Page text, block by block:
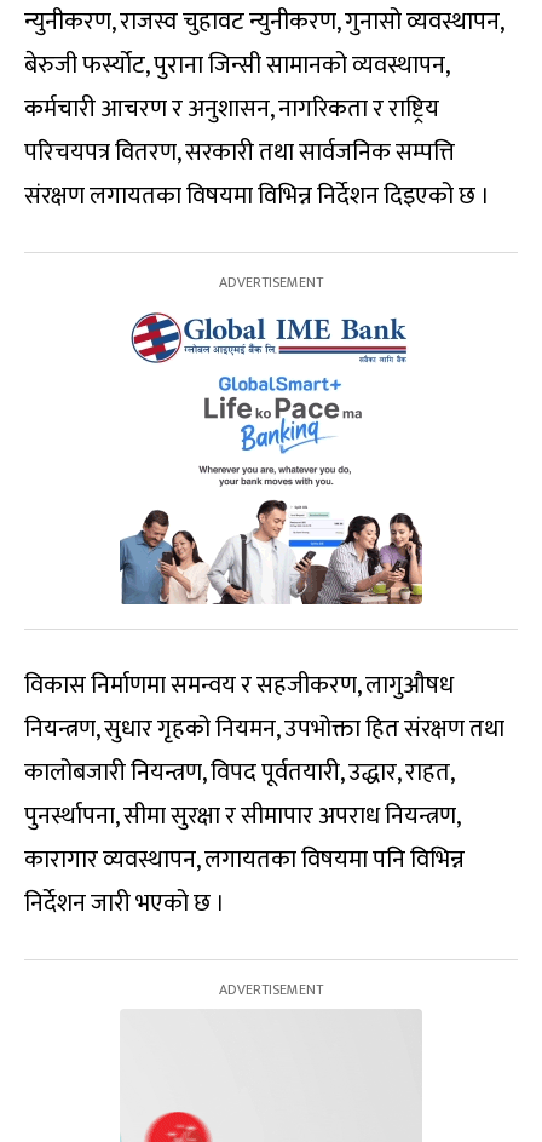
न्युनीकरण, राजस्व चुहावट न्युनीकरण, गुनासो व्यवस्थापन,
बेरुजी फर्स्योट, पुराना जिन्सी सामानको व्यवस्थापन,
कर्मचारी आचरण र अनुशासन, नागरिकता र राष्ट्रिय
परिचयपत्र वितरण, सरकारी तथा सार्वजनिक सम्पत्ति
संरक्षण लगायतका विषयमा विभिन्न निर्देशन दिइएको छ ।
विकास निर्माणमा समन्वय र सहजीकरण, लागुऔषध
नियन्त्रण, सुधार गृहको नियमन, उपभोक्ता हित संरक्षण तथा
कालोबजारी नियन्त्रण, विपद पूर्वतयारी, उद्धार, राहत,
पुनर्स्थापना, सीमा सुरक्षा र सीमापार अपराध नियन्त्रण,
कारागार व्यवस्थापन, लगायतका विषयमा पनि विभिन्न
निर्देशन जारी भएको छ ।